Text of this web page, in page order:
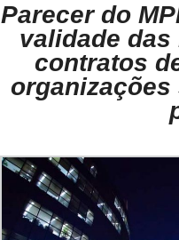
Parecer do
validade
contratos